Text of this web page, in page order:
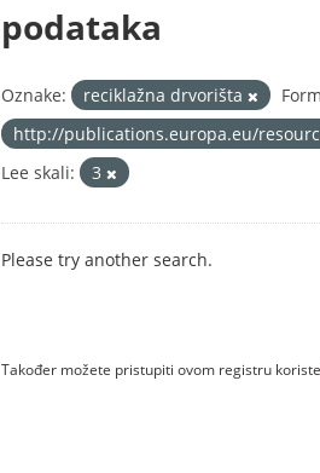
podataka
Oznake: reciklažna drvorišta
http://publications.europa.eu/
Lee skali:
3
Please try another search.
Također možete pristupiti ovom registru